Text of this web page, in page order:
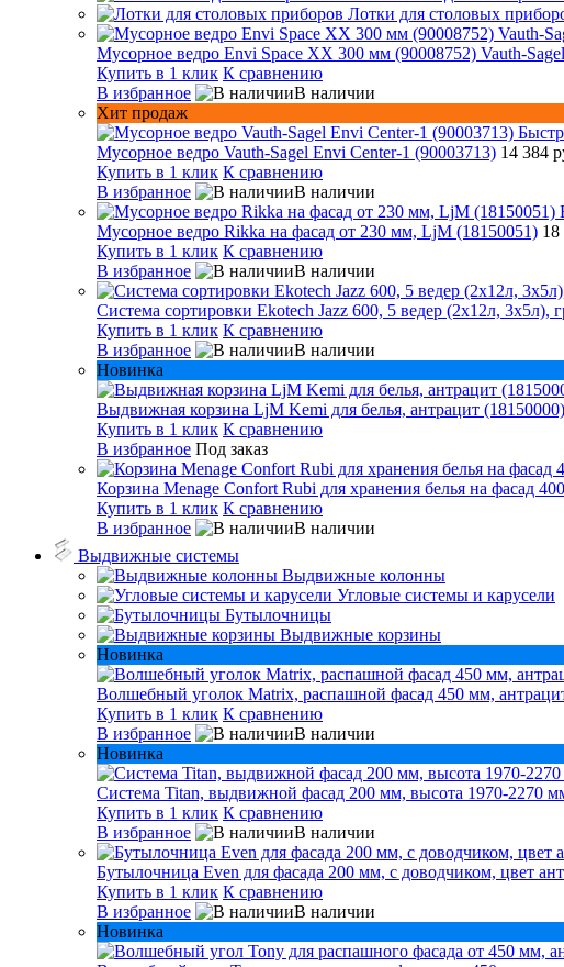
Лотки для столовых
Мусорное ведро Envi Space XX 300 мм (90008752) Vauth-Sagel
Купить в 1 клик К сравнению
В избранное
В наличии
Хит продаж
Мусорное ведро Vauth-Sagel Envi Center-1 (90003713) 14 384
Купить в 1 клик К сравнению
В избранное
В наличии
Мусорное ведро Rikka на фасад от 230 мм, LjM (18150051) 18
Купить в 1 клик К сравнению
В избранное
В наличии
Система сортировки Ekotech Jazz 600, 5 ведер (2х12л, 3х5л),
Купить в 1 клик К сравнению
В избранное
В наличии
Новинка
Выдвижная корзина LjM Kemi для белья, антрацит (18150000)
Купить в 1 клик К сравнению
В избранное Под заказ
Корзина Menage Confort Rubi для хранения белья на фасад
Купить в 1 клик К сравнению
В избранное
В наличии
Выдвижные системы
Выдвижные колонны
Угловые системы и карусели
Бутылочницы
Выдвижные корзины
Новинка
Волшебный уголок Matrix, распашной фасад 450 мм,
Купить в 1 клик К сравнению
В избранное
В наличии
Новинка
Система Titan, выдвижной фасад 200 мм, высота 1970-2270
Купить в 1 клик К сравнению
В избранное
В наличии
Бутылочница Even для фасада 200 мм, с доводчиком, цвет
Купить в 1 клик К сравнению
В избранное
В наличии
Новинка